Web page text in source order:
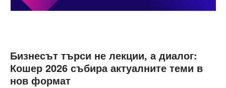
Бизнесът търси не лекции, а диалог:
Кошер 2026 събира актуалните теми в
нов формат